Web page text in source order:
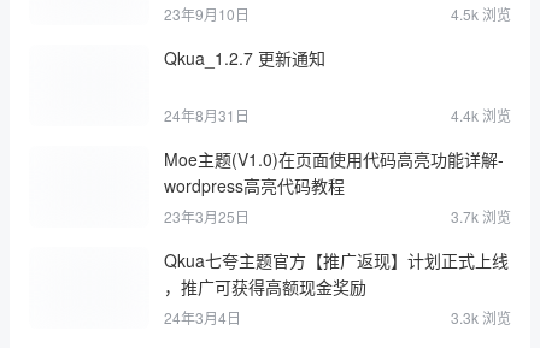
23年9月10日 4.5k 浏览
Qkua_1.2.7 更新通知
24年8月31日 4.4k 浏览
Moe主题(V1.0)在页面使用代码高亮功能详解-
wordpress高亮代码教程
23年3月25日 3.7k 浏览
Qkua七夸主题官方【推广返现】计划正式上线
，推广可获得高额现金奖励
24年3月4日 3.3k 浏览